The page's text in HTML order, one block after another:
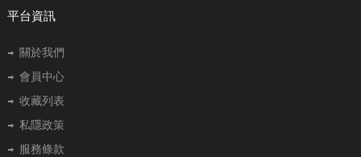
平台資訊
關於我們
會員中心
收藏列表
私隱政策
服務條款